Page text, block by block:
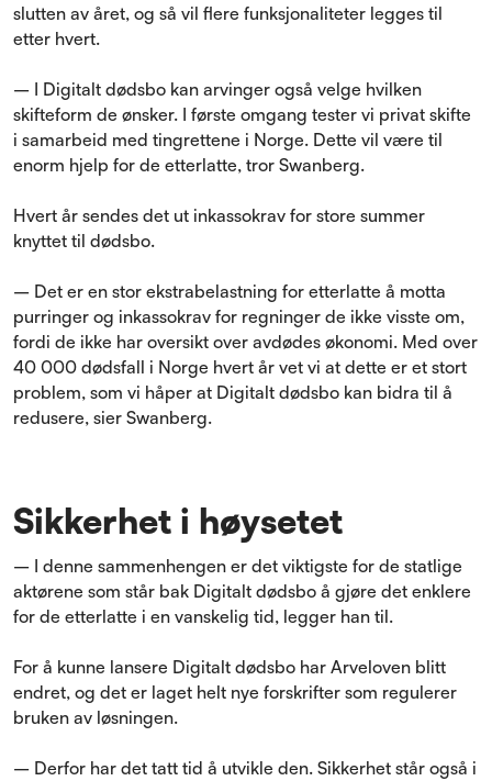
slutten av året, og så vil flere funksjonaliteter legges til
etter hvert.
– I Digitalt dødsbo kan arvinger også velge hvilken
skifteform de ønsker. I første omgang tester vi privat skifte
i samarbeid med tingrettene i Norge. Dette vil være til
enorm hjelp for de etterlatte, tror Swanberg.
Hvert år sendes det ut inkassokrav for store summer
knyttet til dødsbo.
– Det er en stor ekstrabelastning for etterlatte å motta
purringer og inkassokrav for regninger de ikke visste om,
fordi de ikke har oversikt over avdødes økonomi. Med over
40 000 dødsfall i Norge hvert år vet vi at dette er et stort
problem, som vi håper at Digitalt dødsbo kan bidra til å
redusere, sier Swanberg.
Sikkerhet i høysetet
– I denne sammenhengen er det viktigste for de statlige
aktørene som står bak Digitalt dødsbo å gjøre det enklere
for de etterlatte i en vanskelig tid, legger han til.
For å kunne lansere Digitalt dødsbo har Arveloven blitt
endret, og det er laget helt nye forskrifter som regulerer
bruken av løsningen.
– Derfor har det tatt tid å utvikle den. Sikkerhet står også i